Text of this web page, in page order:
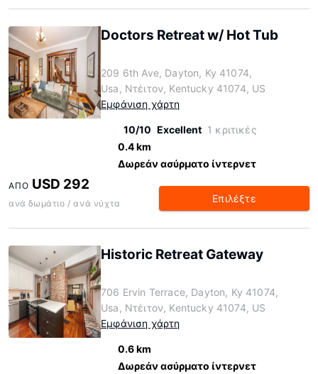
Doctors Retreat w/ Hot Tub
209 6th Ave, Dayton, Ky 41074,
Usa, Ντέιτον, Kentucky 41074, US
Εμφάνιση χάρτη
10/10 Excellent 1 κριτικές
0.4 km
Δωρεάν ασύρματο ίντερνετ
ΑΠΌ USD 292
ανά δωμάτιο / ανά νύχτα Επιλέξτε
Historic Retreat Gateway
706 Ervin Terrace, Dayton, Ky 41074,
Usa, Ντέιτον, Kentucky 41074, US
Εμφάνιση χάρτη
0.6 km
Δωρεάν ασύρματο ίντερνετ